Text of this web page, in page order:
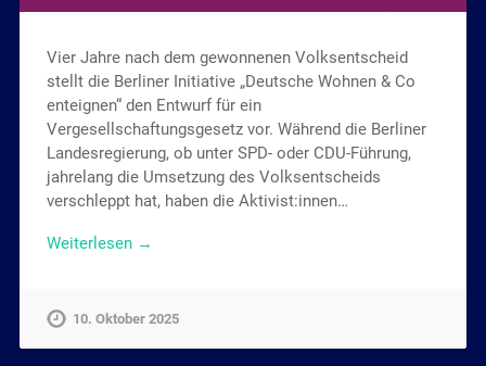
Vier Jahre nach dem gewonnenen Volksentscheid
stellt die Berliner Initiative „Deutsche Wohnen & Co
enteignen“ den Entwurf für ein
Vergesellschaftungsgesetz vor. Während die Berliner
Landesregierung, ob unter SPD- oder CDU-Führung,
jahrelang die Umsetzung des Volksentscheids
verschleppt hat, haben die Aktivist:innen…
Weiterlesen →
10. Oktober 2025